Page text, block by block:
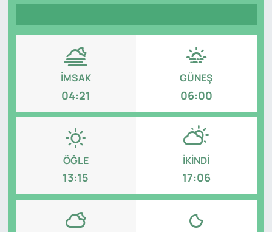
İMSAK
04:21
GÜNEŞ
06:00
ÖĞLE
13:15
İKINDI
17:06
Genel
Gündem
Özel Haber
POLİTİKA
Siyaset